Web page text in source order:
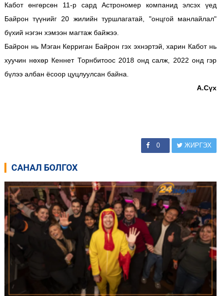
Кабот өнгөрсөн 11-р сард Астрономер компанид элсэх үед
Байрон түүнийг 20 жилийн туршлагатай, "онцгой манлайлал"
бүхий нэгэн хэмээн магтаж байжээ.
Байрон нь Мэган Керриган Байрон гэх эхнэртэй, харин Кабот нь
хуучин нөхөр Кеннет Торнбитоос 2018 онд салж, 2022 онд гэр
бүлээ албан ёсоор цуцлуулсан байна.
А.Сүх
0 ЖИРГЭХ
САНАЛ БОЛГОХ